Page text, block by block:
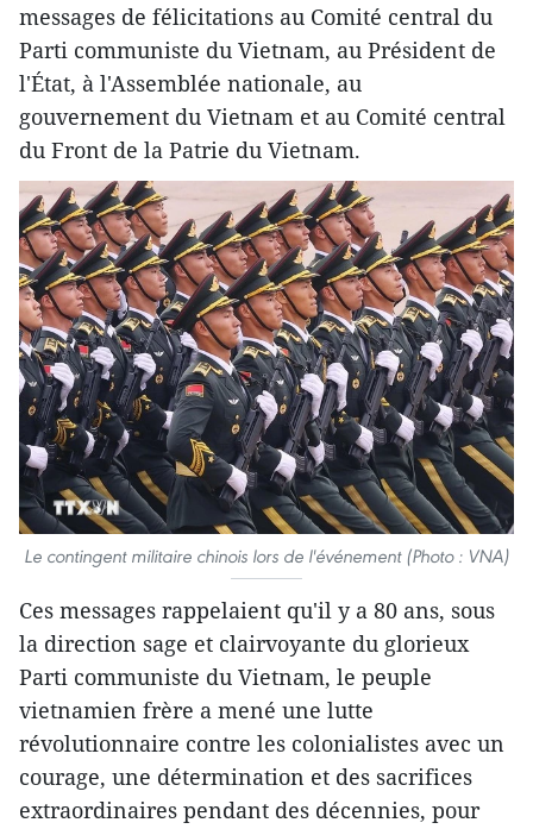
messages de félicitations au Comité central du
Parti communiste du Vietnam, au Président de
l'État, à l'Assemblée nationale, au
gouvernement du Vietnam et au Comité central
du Front de la Patrie du Vietnam.
Le contingent militaire chinois lors de l'événement (Photo : VNA)
Ces messages rappelaient qu'il y a 80 ans, sous
la direction sage et clairvoyante du glorieux
Parti communiste du Vietnam, le peuple
vietnamien frère a mené une lutte
révolutionnaire contre les colonialistes avec un
courage, une détermination et des sacrifices
extraordinaires pendant des décennies, pour